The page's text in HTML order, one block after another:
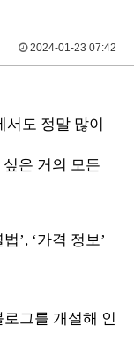
2024-01-23 07:42
서도 정말 많이
은 거의 모든
’, ‘가격 정보’
그를 개설해 인